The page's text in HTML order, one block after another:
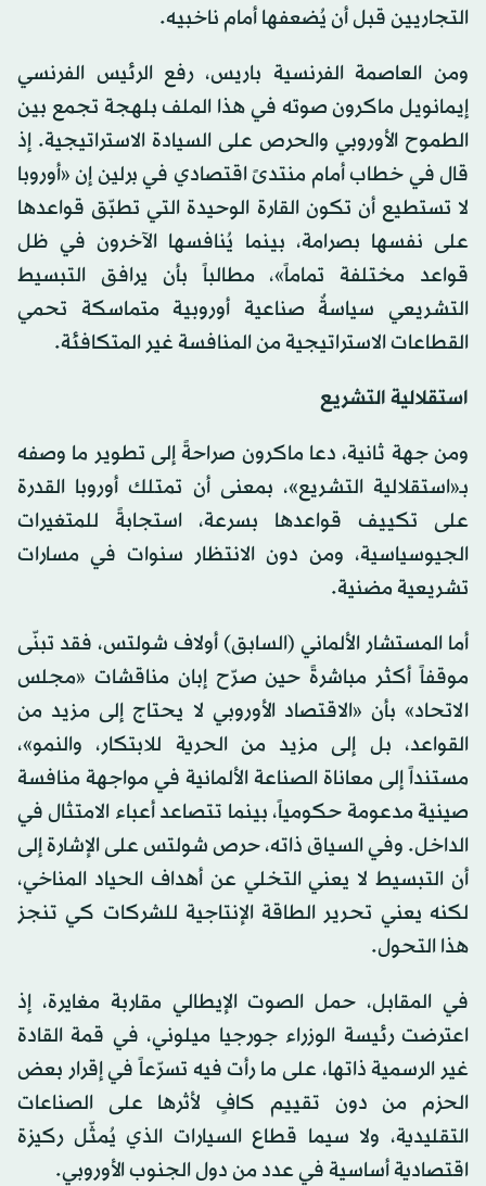
التجاريين قبل أن يُضعفها أمام ناخبيه.
ومن العاصمة الفرنسية باريس، رفع الرئيس الفرنسي
إيمانويل ماكرون صوته في هذا الملف بلهجة تجمع بين
الطموح الأوروبي والحرص على السيادة الاستراتيجية. إذ
قال في خطاب أمام منتدىً اقتصادي في برلين إن «أوروبا
لا تستطيع أن تكون القارة الوحيدة التي تطبّق قواعدها
على نفسها بصرامة، بينما يُنافسها الآخرون في ظل
قواعد مختلفة تماماً»، مطالباً بأن يرافق التبسيط
التشريعي سياسةٌ صناعية أوروبية متماسكة تحمي
القطاعات الاستراتيجية من المنافسة غير المتكافئة.
استقلالية التشريع
ومن جهة ثانية، دعا ماكرون صراحةً إلى تطوير ما وصفه
بـ«استقلالية التشريع»، بمعنى أن تمتلك أوروبا القدرة
على تكييف قواعدها بسرعة، استجابةً للمتغيرات
الجيوسياسية، ومن دون الانتظار سنوات في مسارات
تشريعية مضنية.
أما المستشار الألماني (السابق) أولاف شولتس، فقد تبنّى
موقفاً أكثر مباشرةً حين صرّح إبان مناقشات «مجلس
الاتحاد» بأن «الاقتصاد الأوروبي لا يحتاج إلى مزيد من
القواعد، بل إلى مزيد من الحرية للابتكار، والنمو»،
مستنداً إلى معاناة الصناعة الألمانية في مواجهة منافسة
صينية مدعومة حكومياً، بينما تتصاعد أعباء الامتثال في
الداخل. وفي السياق ذاته، حرص شولتس على الإشارة إلى
أن التبسيط لا يعني التخلي عن أهداف الحياد المناخي،
لكنه يعني تحرير الطاقة الإنتاجية للشركات كي تنجز
هذا التحول.
في المقابل، حمل الصوت الإيطالي مقاربة مغايرة، إذ
اعترضت رئيسة الوزراء جورجيا ميلوني، في قمة القادة
غير الرسمية ذاتها، على ما رأت فيه تسرّعاً في إقرار بعض
الحزم من دون تقييم كافٍ لأثرها على الصناعات
التقليدية، ولا سيما قطاع السيارات الذي يُمثّل ركيزة
اقتصادية أساسية في عدد من دول الجنوب الأوروبي.